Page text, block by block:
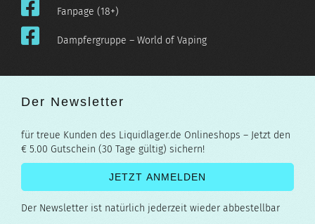
Fanpage (18+)
Dampfergruppe – World of Vaping
Der Newsletter
für treue Kunden des Liquidlager.de Onlineshops – Jetzt den
€ 5.00 Gutschein (30 Tage gültig) sichern!
Der Newsletter ist natürlich jederzeit wieder abbestellbar